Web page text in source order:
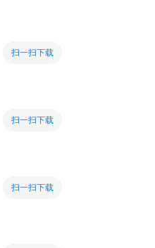
扫一扫下载
扫一扫下载
扫一扫下载